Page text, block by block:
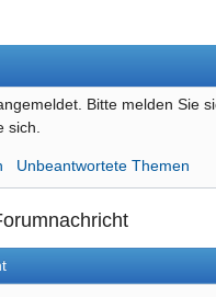
Bitte melden Sie
sich.
Unbeantwortete Themen